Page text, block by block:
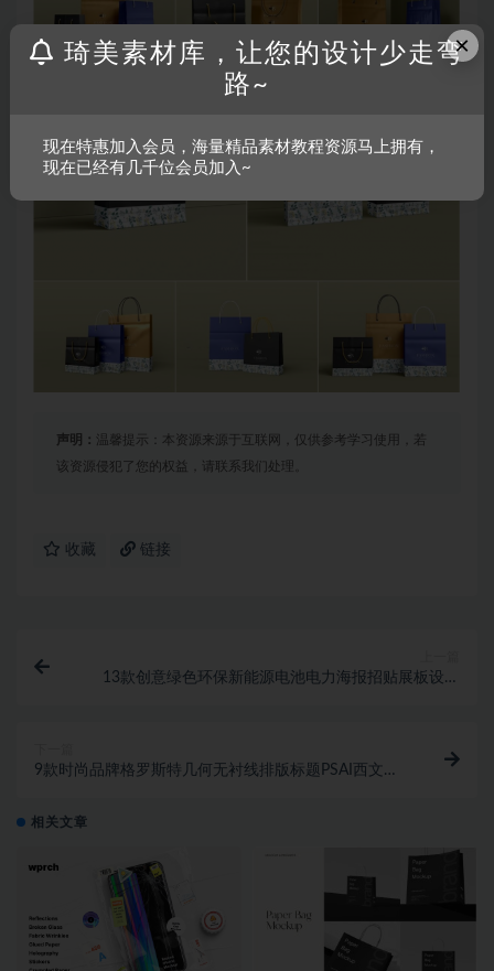
声明： 温馨提示：本资源来源于互联网，仅供参考学习使用，若
该资源侵犯了您的权益，请联系我们处理。
收藏 链接
13款创意绿色环保新能源电池电力海报招贴展板设计
9款时尚品牌格罗斯特几何无衬线排版标题PSAI西文字
相关文章
×
琦美素材库，让您的设计少走弯
路~
现在特惠加入会员，海量精品素材教程资源马上拥有，
现在已经有几千位会员加入~